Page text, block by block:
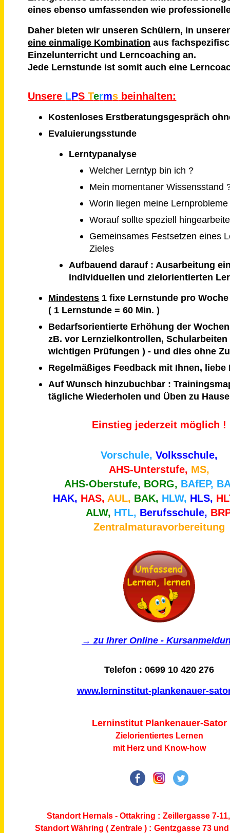
eines ebenso umfassenden wie
Daher bieten wir unseren Schülern, in
eine einmalige Kombination aus
Einzelunterricht und Lerncoaching an.
Jede Lernstunde ist somit auch eine
Unsere LPS Terms beinhalten:
Kostenloses Erstberatungsgespräch
Evaluierungsstunde
Lerntypanalyse
Welcher Lerntyp bin ich ?
Mein momentaner Wissensstand
Worin liegen meine Lernprobleme
Worauf sollte speziell
Gemeinsames Festsetzen eines
Zieles
Aufbauend darauf : Ausarbeitung
individuellen und zielorientierten
Mindestens 1 fixe Lernstunde pro Woche
( 1 Lernstunde = 60 Min. )
Bedarfsorientierte Erhöhung der
zB. vor Lernzielkontrollen, Schularbeiten
wichtigen Prüfungen ) - und dies ohne
Regelmäßiges Feedback mit Ihnen, liebe
Auf Wunsch hinzubuchbar :
tägliche Wiederholen und Üben zu Hause
Einstieg jederzeit möglich !
Vorschule, Volksschule,
AHS-Unterstufe, MS,
AHS-Oberstufe, BORG, BAfEP,
HAK, HAS, AUL, BAK, HLW, HLS,
ALW, HTL, Berufsschule,
Zentralmaturavorbereitung
→ zu Ihrer Online -
Telefon : 0699 10 420 276
www.lerninstitut-plankenauer-
Lerninstitut Plankenauer-Sator
Zielorientiertes Lernen
mit Herz und Know-how
Standort Hernals - Ottakring : Zeillergasse 7-
Standort Währing ( Zentrale ) : Gentzgasse 73und